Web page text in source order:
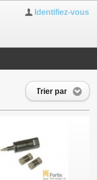
Identifiez-vous
Trier par